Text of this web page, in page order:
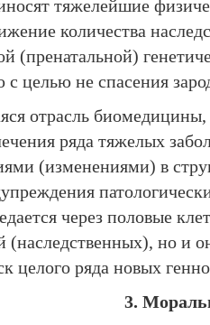
тяжелейшие
количества
(пренатальной)
с целью не спасения
отрасль
ряда тяжелых
(изменениями) в
через половые
(наследственных), но
целого ряда новых
3.